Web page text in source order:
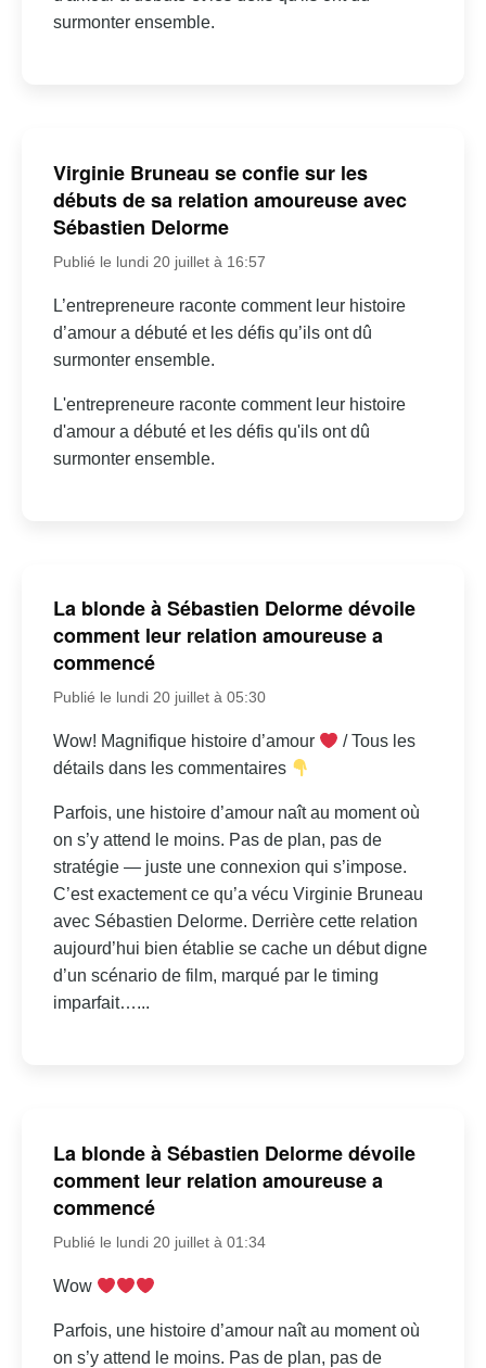
surmonter ensemble.
Virginie Bruneau se confie sur les
débuts de sa relation amoureuse avec
Sébastien Delorme
Publié le lundi 20 juillet à 16:57
L’entrepreneure raconte comment leur histoire
d’amour a débuté et les défis qu’ils ont dû
surmonter ensemble.
L'entrepreneure raconte comment leur histoire
d'amour a débuté et les défis qu'ils ont dû
surmonter ensemble.
La blonde à Sébastien Delorme dévoile
comment leur relation amoureuse a
commencé
Publié le lundi 20 juillet à 05:30
Wow! Magnifique histoire d’amour
/ Tous les
détails dans les commentaires
Parfois, une histoire d’amour naît au moment où
on s’y attend le moins. Pas de plan, pas de
stratégie — juste une connexion qui s’impose.
C’est exactement ce qu’a vécu Virginie Bruneau
avec Sébastien Delorme. Derrière cette relation
aujourd’hui bien établie se cache un début digne
d’un scénario de film, marqué par le timing
imparfait…...
La blonde à Sébastien Delorme dévoile
comment leur relation amoureuse a
commencé
Publié le lundi 20 juillet à 01:34
Wow
Parfois, une histoire d’amour naît au moment où
on s’y attend le moins. Pas de plan, pas de